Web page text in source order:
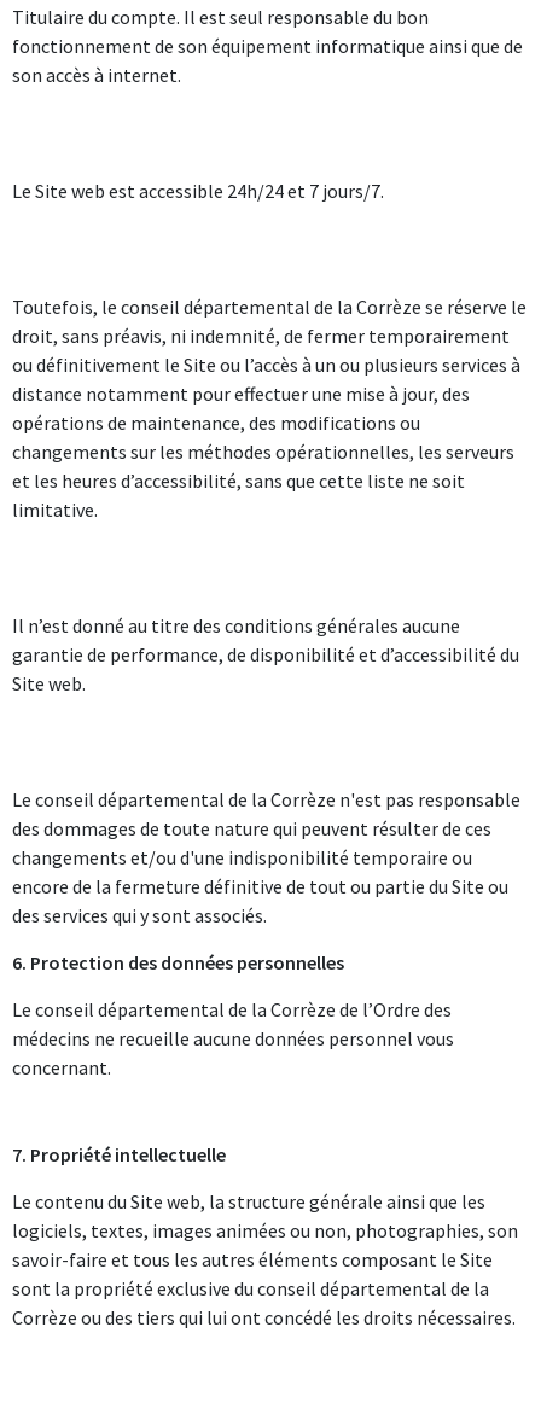
Titulaire du compte. Il est seul responsable du bon
fonctionnement de son équipement informatique ainsi que de
son accès à internet.
Le Site web est accessible 24h/24 et 7 jours/7.
Toutefois, le conseil départemental de la Corrèze se réserve le
droit, sans préavis, ni indemnité, de fermer temporairement
ou définitivement le Site ou l’accès à un ou plusieurs services à
distance notamment pour effectuer une mise à jour, des
opérations de maintenance, des modifications ou
changements sur les méthodes opérationnelles, les serveurs
et les heures d’accessibilité, sans que cette liste ne soit
limitative.
Il n’est donné au titre des conditions générales aucune
garantie de performance, de disponibilité et d’accessibilité du
Site web.
Le conseil départemental de la Corrèze n'est pas responsable
des dommages de toute nature qui peuvent résulter de ces
changements et/ou d'une indisponibilité temporaire ou
encore de la fermeture définitive de tout ou partie du Site ou
des services qui y sont associés.
6. Protection des données personnelles
Le conseil départemental de la Corrèze de l’Ordre des
médecins ne recueille aucune données personnel vous
concernant.
7. Propriété intellectuelle
Le contenu du Site web, la structure générale ainsi que les
logiciels, textes, images animées ou non, photographies, son
savoir-faire et tous les autres éléments composant le Site
sont la propriété exclusive du conseil départemental de la
Corrèze ou des tiers qui lui ont concédé les droits nécessaires.